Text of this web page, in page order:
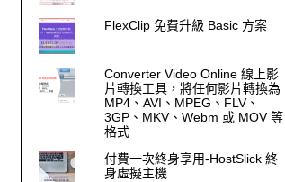
FlexClip 免費升級 Basic 方案
Converter Video Online 線上影
片轉換工具，將任何影片轉換為
MP4、AVI、MPEG、FLV、
3GP、MKV、Webm 或 MOV 等
格式
付費一次終身享用-HostSlick 終
身虛擬主機